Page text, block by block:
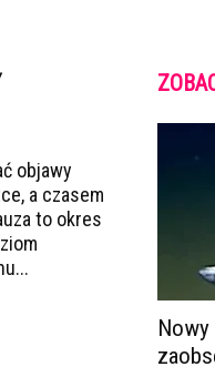
objawy
a czasem
to okres
Nowy